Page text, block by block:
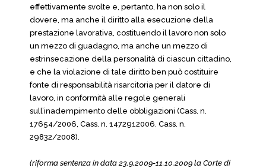
effettivamente svolte e, pertanto, ha non solo il
dovere, ma anche il diritto alla esecuzione della
prestazione lavorativa, costituendo il lavoro non solo
un mezzo di guadagno, ma anche un mezzo di
estrinsecazione della personalità di ciascun cittadino,
e che la violazione di tale diritto ben può costituire
fonte di responsabilità risarcitoria per il datore di
lavoro, in conformità alle regole generali
sull’inadempimento delle obbligazioni (Cass. n.
17654/2006, Cass. n. 1472912006. Cass. n.
29832/2008).
(riforma sentenza in data 23.9.2009-11.10.2009 la Corte di